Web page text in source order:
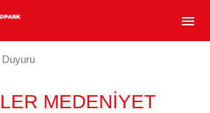
GIRIŞIM OFISI -
menu
Duyuru
MEDENİYET